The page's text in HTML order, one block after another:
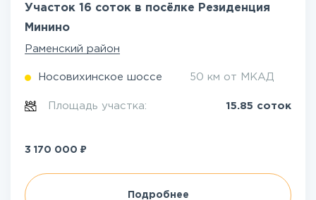
Участок 16 соток в посёлке Резиденция
Минино
Раменский район
Носовихинское шоссе 50 км от МКАД
Площадь участка: 15.85 соток
3 170 000 ₽
Подробнее